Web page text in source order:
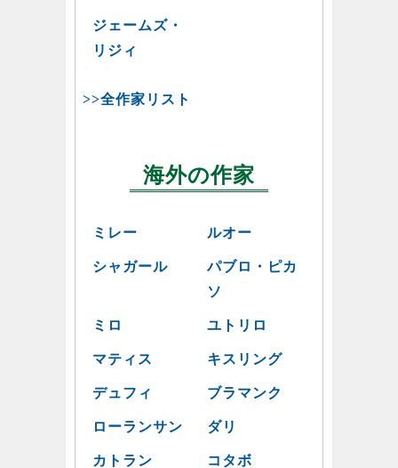
ジェームズ・
リジィ
>>全作家リスト
海外の作家
ミレー ルオー
シャガール
パブロ・ピカ
ソ
ミロ ユトリロ
マティス キスリング
デュフィ ブラマンク
ローランサン ダリ
カトラン コタボ